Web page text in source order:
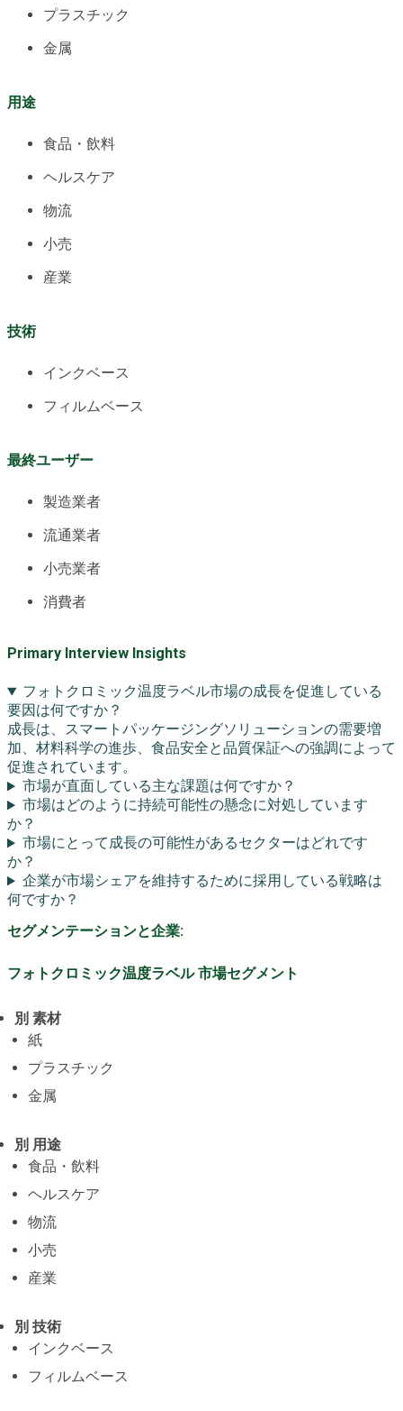
プラスチック
金属
用途
食品・飲料
ヘルスケア
物流
小売
産業
技術
インクベース
フィルムベース
最終ユーザー
製造業者
流通業者
小売業者
消費者
Primary Interview Insights
フォトクロミック温度ラベル市場の成長を促進している
要因は何ですか？
成長は、スマートパッケージングソリューションの需要増
加、材料科学の進歩、食品安全と品質保証への強調によって
促進されています。
市場が直面している主な課題は何ですか？
市場はどのように持続可能性の懸念に対処しています
か？
市場にとって成長の可能性があるセクターはどれです
か？
企業が市場シェアを維持するために採用している戦略は
何ですか？
セグメンテーションと企業:
フォトクロミック温度ラベル 市場セグメント
別 素材
紙
プラスチック
金属
別 用途
食品・飲料
ヘルスケア
物流
小売
産業
別 技術
インクベース
フィルムベース